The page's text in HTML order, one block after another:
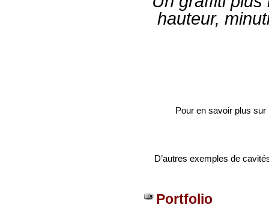
hauteur,
Pour en savoir plus
D’autres exemples de
Portfolio